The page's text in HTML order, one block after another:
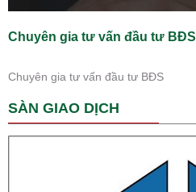
Chuyên gia tư vấn đầu tư BĐS
Chuyên gia tư vấn đầu tư BĐS
SÀN GIAO DỊCH